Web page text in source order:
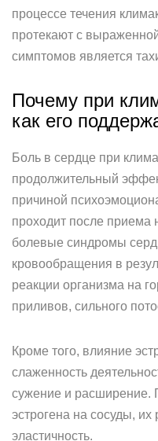
процессе течения
протекают с
симптомов является
Почему при
как его
Боль в сердце при
продолжительный
причиной
проходит после приема
болевые синдромы
кровообращения в
реакции организма на
приливов, сильного
Кроме того, влияние
слаженность
сужение и расширение.
эстрогена на сосуды, их
эластичность.